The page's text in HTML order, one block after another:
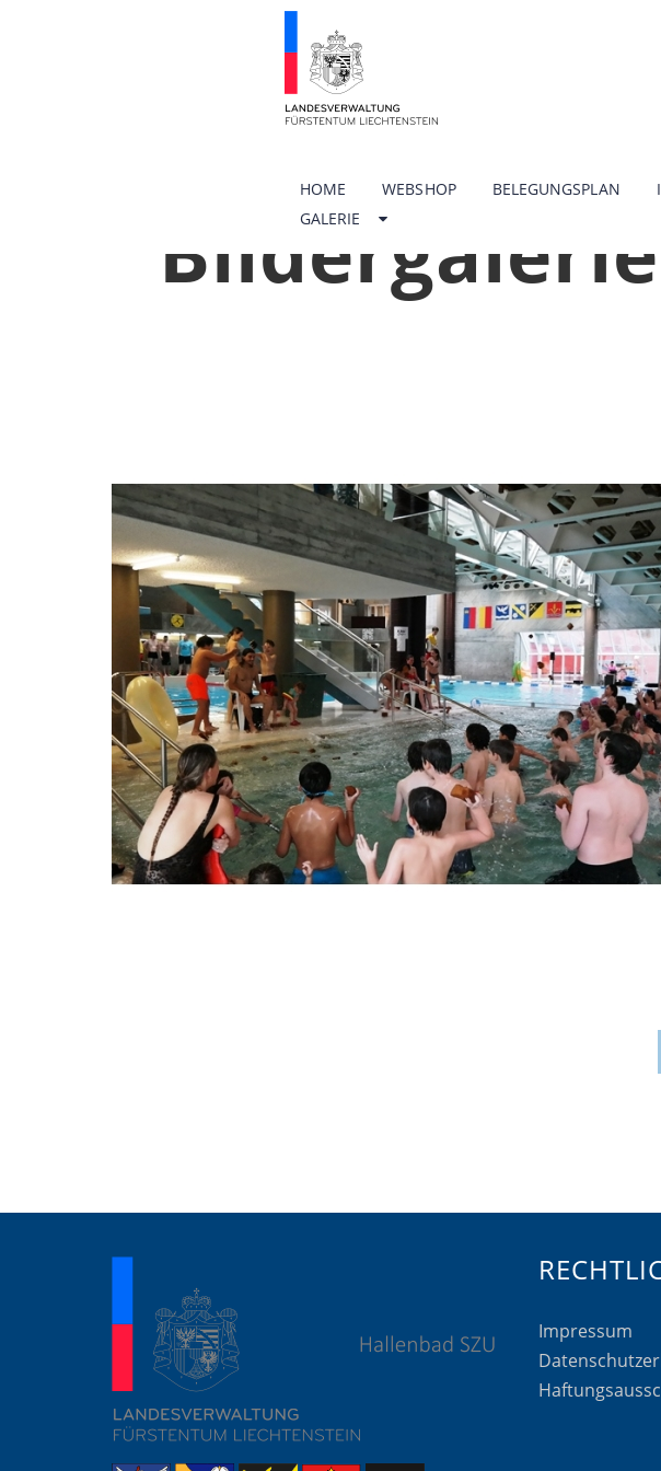
HOME WEBSHOP BELEGUNGSPLAN
GALERIE
Bildergalerie
Impressum